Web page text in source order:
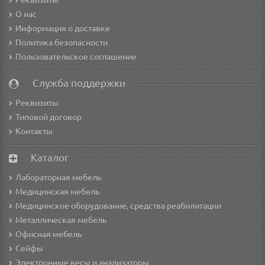
О нас
Информация о доставке
Политика безопасности
Пользовательское соглашение
Служба поддержки
Реквизиты
Типовой договор
Контакты
Каталог
Лабораторная мебель
Медицинская мебель
Медицинское оборудование, средства реабилитации
Металлическая мебель
Офисная мебель
Сейфы
Электронные весы и анализаторы